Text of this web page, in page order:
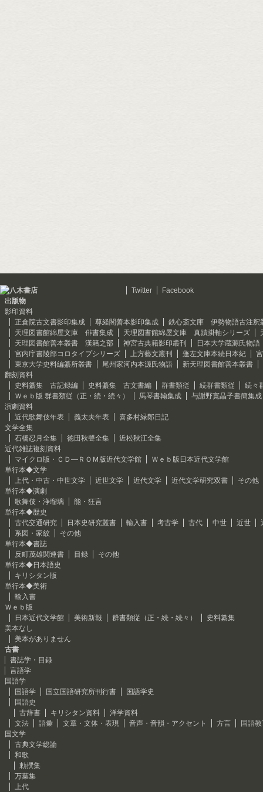
Twitter
Facebook
出版物
影印資料
正倉院古文書影印集成
尊経閣善本影印集成
鉄心斎文庫 伊勢物語古注釈
天理図書館綿屋文庫 俳書集成
天理図書館綿屋文庫 真蹟掛軸シリーズ
天理図書館善本叢書 漢籍之部
神宮古典籍影印叢刊
日本大学蔵源氏物語
宮内庁書陵部コロタイプシリーズ
上方藝文叢刊 蓬左文庫本続日本紀
東京大学史料編纂所叢書
尾州家河内本源氏物語
新天理図書館善本叢書
翻刻資料
史料纂集 古記録編
史料纂集 古文書編 群書類従 続群書類従
続々
Ｗｅｂ版 群書類従（正・続・続々）
馬琴書翰集成
与謝野寛晶子書簡集成
演劇資料
近代歌舞伎年表
義太夫年表
喜多村緑郎日記
文学全集
石橋忍月全集
徳田秋聲全集
近松秋江全集
近代雑誌複刻資料
マイクロ版・ＣＤ―ＲＯＭ版近代文学館
Ｗｅｂ版日本近代文学館
単行本◆文学
上代・中古・中世文学
近世文学 近代文学 近代文学研究双書
その他
単行本◆演劇
歌舞伎・浄瑠璃
能・狂言
単行本◆歴史
古代交通研究
日本史研究叢書 輸入書 考古学 古代 中世 近世
系図・家紋
その他
単行本◆書誌
反町茂雄関連書
目録
その他
単行本◆日本語史
キリシタン版
単行本◆美術
輸入書
Ｗｅｂ版
日本近代文学館
美術新報 群書類従（正・続・続々）
史料纂集
美本なし
美本がありません
古書
書誌学・目録
言語学
国語学
国語学
国立国語研究所刊行書
国語学史
国語史
古辞書
キリシタン資料
洋学資料
文法
語彙 文章・文体・表現 音声・音韻・アクセント 方言
国語
国文学
古典文学総論
和歌
勅撰集
万葉集
上代